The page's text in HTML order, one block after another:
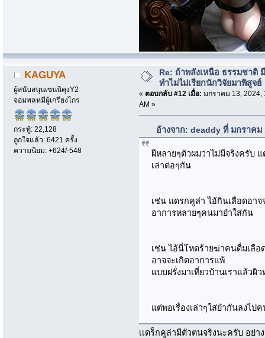
KAGUYA
ผู้สนับสนุนเซนนิคุงY2
จอมพลหมีผู้เกรียงไกร
กระทู้: 22,128
ถูกใจแล้ว: 6421 ครั้ง
ความนิยม: +624/-548
Re: ถ้าพลังเหนือ ธรรมชาติ
ทำไมไม่เรียกนักวิจัยมาพิสูจย์
« ตอบกลับ #12 เมื่อ: มกราคม 13, 2024,
AM »
อ้างจาก: deaddy ที่ มกราคม
ผีหลายๆตัวผมว่าไม่มีจริงครับ
เล่าต่อๆกัน
เช่น แดรกคูล่า ไอ้กินเลือดอา
อาการหลายๆคนมายำใส่กัน
เช่น ไอ้นี่โหดร้ายฆ่าคนดื่มเลื
อาจจะเกิดอาการแพ้
แบบฝรั่งมาเที่ยวบ้านเราแล้วผิ
แต่พอเรื่องเล่าๆใส่ยำกันลงไปค
เเดร็กคูล่ามีตัวตนจริงนะครับ อย่